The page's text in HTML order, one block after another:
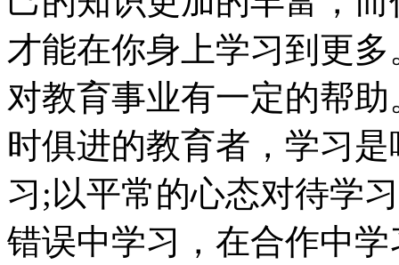
才能在你身上学习到更
对教育事业有一定的帮
时俱进的教育者，学习
习;以平常的心态对待学
错误中学习，在合作中